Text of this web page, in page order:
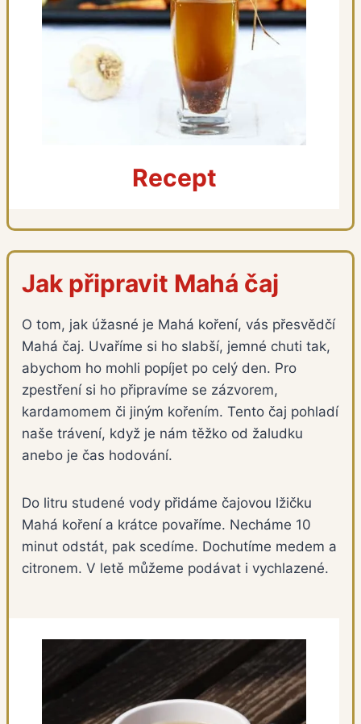
Recept
Jak připravit Mahá čaj
O tom, jak úžasné je Mahá koření, vás přesvědčí
Mahá čaj. Uvaříme si ho slabší, jemné chuti tak,
abychom ho mohli popíjet po celý den. Pro
zpestření si ho připravíme se zázvorem,
kardamomem či jiným kořením. Tento čaj pohladí
naše trávení, když je nám těžko od žaludku
anebo je čas hodování.
Do litru studené vody přidáme čajovou lžičku
Mahá koření a krátce povaříme. Necháme 10
minut odstát, pak scedíme. Dochutíme medem a
citronem. V letě můžeme podávat i vychlazené.